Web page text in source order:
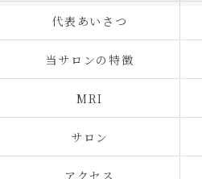
代表あいさつ
当サロンの特徴
MRI
サロン
アクセス